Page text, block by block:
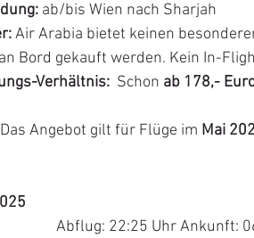
ab/bis Wien nach Sharjah
:Air Arabia bietet keinen
Bord gekauft werden. Kein In-
Verhältnis: Schon ab 178,-
Das Angebot gilt für Flüge im Mai